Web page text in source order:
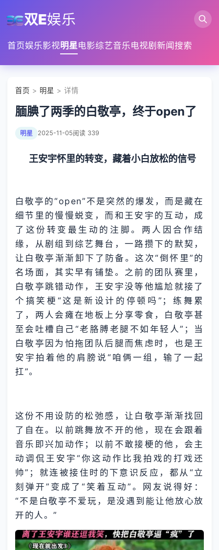
双E娱乐
首页娱乐影视明星电影综艺音乐电视剧 新闻搜索
首页 > 明星 > 详情
腼腆了两季的白敬亭，终于open了
明星 2025-11-05阅读 339
王安宇怀里的转变，藏着小白放松的信号
白敬亭的“open”不是突然的爆发，而是藏在
细节里的慢慢蜕变，而和王安宇的互动，成
了这份转变最生动的注脚。两人因合作结
缘，从剧组到综艺舞台，一路攒下的默契，
让白敬亭渐渐卸下了防备。这次“倒怀里”的
名场面，其实早有铺垫。之前的团队赛里，
白敬亭跳错动作，王安宇没等他尴尬就接了
个搞笑梗“这是新设计的停顿吗”；练舞累
了，两人会瘫在地板上分享零食，白敬亭甚
至会吐槽自己“老胳膊老腿不如年轻人”；当
白敬亭因为怕拖团队后腿而焦虑时，也是王
安宇拍着他的肩膀说“咱俩一组，输了一起
扛”。
这份不用设防的松弛感，让白敬亭渐渐找回
了自在。以前跳舞放不开的他，现在会跟着
音乐即兴加动作；以前不敢接梗的他，会主
动调侃王安宇“你这动作比我拍戏的打戏还
帅”；就连被接住时的下意识反应，都从“立
刻弹开”变成了“笑着互动”。网友说得好：
“不是白敬亭不爱玩，是没遇到能让他放心放
开的人。”